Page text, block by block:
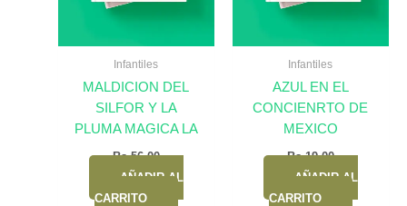
Infantiles
MALDICION DEL
SILFOR Y LA
PLUMA MAGICA LA
Bs.56,00
AÑADIR AL
CARRITO
Infantiles
AZUL EN EL
CONCIENRTO DE
MEXICO
Bs.19,00
AÑADIR AL
CARRITO